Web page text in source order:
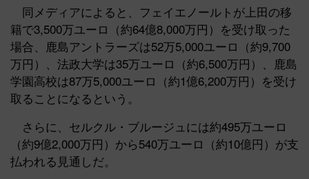
同メディアによると、フェイエノールトが上田の移
籍で3,500万ユーロ（約64億8,000万円）を受け取った
場合、鹿島アントラーズは52万5,000ユーロ（約9,700
万円）、法政大学は35万ユーロ（約6,500万円）、鹿島
学園高校は87万5,000ユーロ（約1億6,200万円）を受け
取ることになるという。
さらに、セルクル・ブルージュには約495万ユーロ
（約9億2,000万円）から540万ユーロ（約10億円）が支
払われる見通しだ。